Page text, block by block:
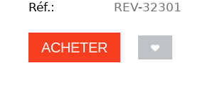
Réf.: REV-32301
ACHETER